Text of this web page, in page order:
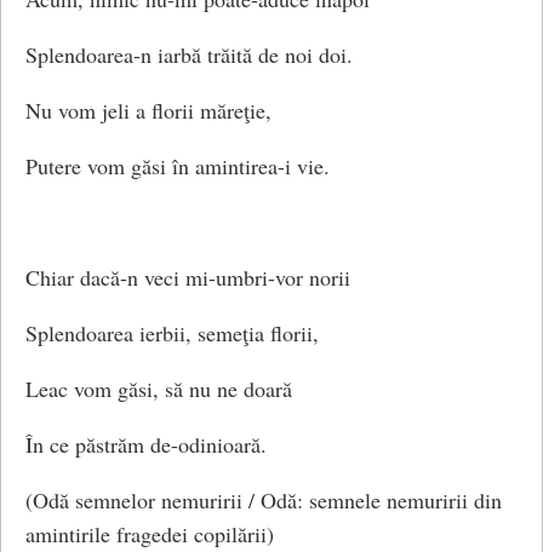
Splendoarea-n iarbă trăită de noi doi.
Nu vom jeli a florii măreţie,
Putere vom găsi în amintirea-i vie.
Chiar dacă-n veci mi-umbri-vor norii
Splendoarea ierbii, semeţia florii,
Leac vom găsi, să nu ne doară
În ce păstrăm de-odinioară.
(Odă semnelor nemuririi / Odă: semnele nemuririi din
amintirile fragedei copilării)